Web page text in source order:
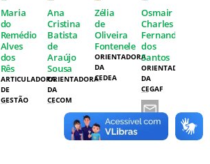
Maria
do
Remédio
Alves
dos
Rês
ARTICULADORA
DE
GESTÃO
Ana
Cristina
Batista
de
Araújo
Sousa
ORIENTADORA
DA
CECOM
Zélia
de
Oliveira
Fontenele
ORIENTADORA
DA
CEDEA
Osmair
Charles
Fernandes
dos
Santos
ORIENTADOR(A)
DA
CEGAF